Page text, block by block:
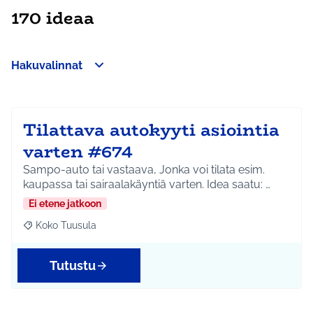
170 ideaa
Hakuvalinnat
−
Tilattava autokyyti asiointia
varten #674
Sampo-auto tai vastaava, Jonka voi tilata esim.
kaupassa tai sairaalakäyntiä varten. Idea saatu: …
Ei etene jatkoon
Rajaa tulokset aihepiirin mukaan: Koko Tuusula
Koko Tuusula
Tutustu